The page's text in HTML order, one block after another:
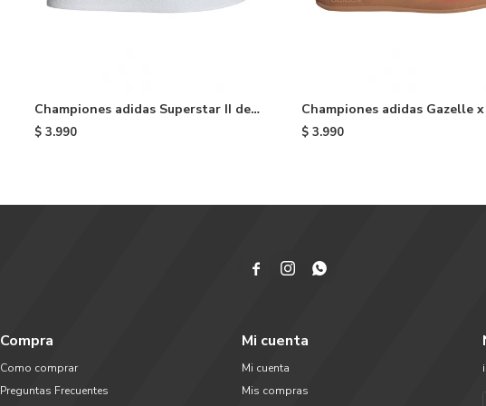
Championes adidas Superstar II de
niño - White & Black
$ 3.990
Championes adidas Gazelle
Alice In Wonderland niño -
$ 3.990
Compra
Como comprar
Preguntas Frecuentes
Mi cuenta
Mi cuenta
Mis compras
  